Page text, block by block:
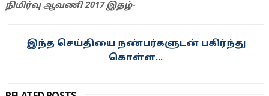
நிமிர்வு ஆவணி 2017 இதழ்-